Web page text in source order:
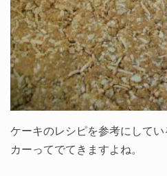
ケーキのレシピを参考にして
カーってでてきますよね。